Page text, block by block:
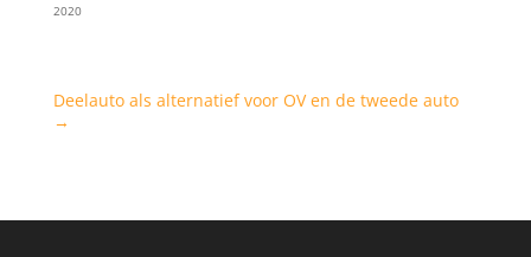
2020
Deelauto als alternatief voor OV en de tweede auto
→